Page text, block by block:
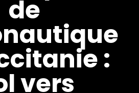
de
:
vers